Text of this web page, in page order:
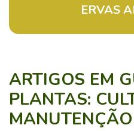
ERVAS
ARTIGOS EM
PLANTAS:
MANUTENÇÃO